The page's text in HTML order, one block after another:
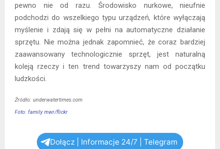
pewno nie od razu. Środowisko nurkowe, nieufnie
podchodzi do wszelkiego typu urządzeń, które wyłączają
myślenie i zdają się w pełni na automatyczne działanie
sprzętu. Nie można jednak zapomnieć, że coraz bardziej
zaawansowany technologicznie sprzęt, jest naturalną
koleją rzeczy i ten trend towarzyszy nam od początku
ludzkości.
Źródło: underwatertimes.com
Foto: family mwr/flickr
Dołącz | Informacje 24/7 | Telegram